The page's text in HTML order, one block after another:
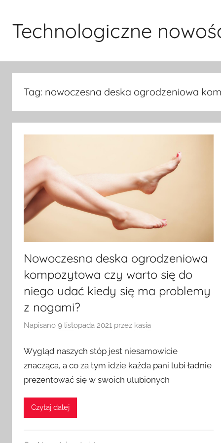
treściTechnologiczne
Tag: nowoczesna deska ogrodzeniowa
Nowoczesna deska ogrodzeniowa
kompozytowa czy warto się do
niego udać kiedy się ma problemy
z nogami?
Napisano 9 listopada 2021 przez kasia
Wygląd naszych stóp jest niesamowicie
znacząca, a co za tym idzie każda pani lubi ładnie
prezentować się w swoich ulubionych
Czytaj dalej